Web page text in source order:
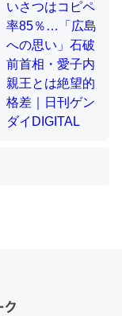
虫はなぜ海にいな
覗いてる。ぼ